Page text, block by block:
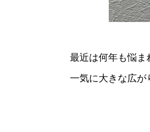
最近は何年も悩ま
一気に大きな広